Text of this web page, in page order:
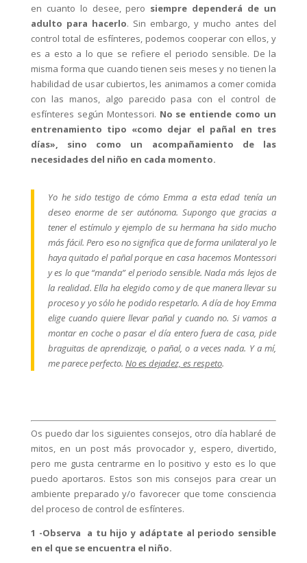
en cuanto lo desee, pero siempre dependerá de un
adulto para hacerlo. Sin embargo, y mucho antes del
control total de esfínteres, podemos cooperar con ellos, y
es a esto a lo que se refiere el periodo sensible. De la
misma forma que cuando tienen seis meses y no tienen la
habilidad de usar cubiertos, les animamos a comer comida
con las manos, algo parecido pasa con el control de
esfínteres según Montessori. No se entiende como un
entrenamiento tipo «como dejar el pañal en tres
días», sino como un acompañamiento de las
necesidades del niño en cada momento.
Yo he sido testigo de cómo Emma a esta edad tenía un
deseo enorme de ser autónoma. Supongo que gracias a
tener el estímulo y ejemplo de su hermana ha sido mucho
más fácil. Pero eso no significa que de forma unilateral yo le
haya quitado el pañal porque en casa hacemos Montessori
y es lo que “manda” el periodo sensible. Nada más lejos de
la realidad. Ella ha elegido como y de que manera llevar su
proceso y yo sólo he podido respetarlo. A día de hoy Emma
elige cuando quiere llevar pañal y cuando no. Si vamos a
montar en coche o pasar el día entero fuera de casa, pide
braguitas de aprendizaje, o pañal, o a veces nada. Y a mí,
me parece perfecto. No es dejadez, es respeto.
Os puedo dar los siguientes consejos, otro día hablaré de
mitos, en un post más provocador y, espero, divertido,
pero me gusta centrarme en lo positivo y esto es lo que
puedo aportaros. Estos son mis consejos para crear un
ambiente preparado y/o favorecer que tome consciencia
del proceso de control de esfínteres.
1 -Observa a tu hijo y adáptate al periodo sensible
en el que se encuentra el niño.